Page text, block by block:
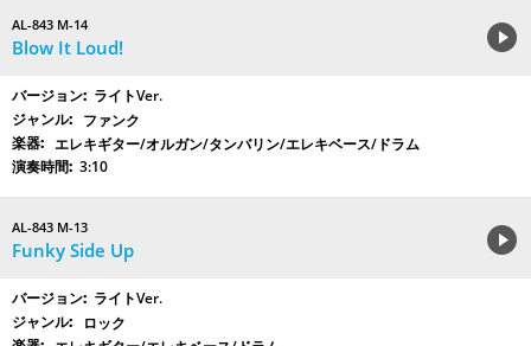
AL-843 M-14
Blow It Loud!
ライトVer.
ファンク
エレキギター/オルガン/タンバリン/エレキベース/ドラム
3:10
AL-843 M-13
Funky Side Up
ライトVer.
ロック